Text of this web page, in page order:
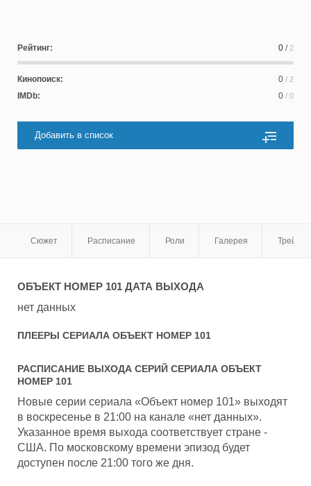
Рейтинг: 0 / 2
Кинопоиск: 0 / 2
IMDb: 0 / 0
Добавить в список
Сюжет Расписание Роли Галерея
ОБЪЕКТ НОМЕР 101ДАТА ВЫХОДА
нет данных
ПЛЕЕРЫ СЕРИАЛА ОБЪЕКТ НОМЕР 101
РАСПИСАНИЕ ВЫХОДА СЕРИЙ СЕРИАЛА ОБЪЕКТ
НОМЕР 101
Новые серии сериала «Объект номер 101» выходят
в воскресенье в 21:00 на канале «нет данных».
Указанное время выхода соответствует стране -
США. По московскому времени эпизод будет
доступен после 21:00 того же дня.